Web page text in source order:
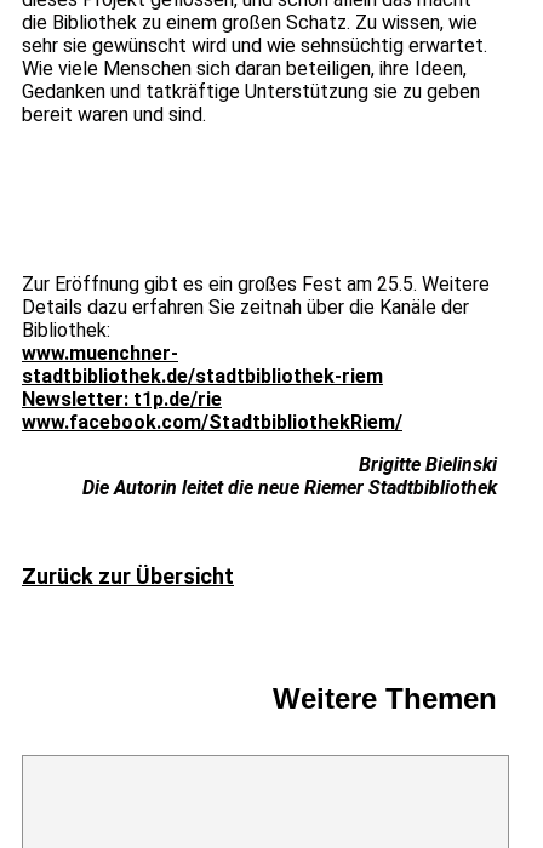
die Bibliothek zu einem großen Schatz. Zu wissen, wie
sehr sie gewünscht wird und wie sehnsüchtig erwartet.
Wie viele Menschen sich daran beteiligen, ihre Ideen,
Gedanken und tatkräftige Unterstützung sie zu geben
bereit waren und sind.
Zur Eröffnung gibt es ein großes Fest am 25.5. Weitere
Details dazu erfahren Sie zeitnah über die Kanäle der
Bibliothek:
www.muenchner-
stadtbibliothek.de/stadtbibliothek-riem
Newsletter: t1p.de/rie
www.facebook.com/StadtbibliothekRiem/
Brigitte Bielinski
Die Autorin leitet die neue Riemer Stadtbibliothek
Zurück zur Übersicht
Weitere Themen